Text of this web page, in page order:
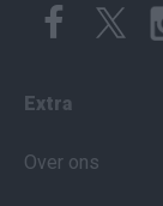
Extra
Over ons